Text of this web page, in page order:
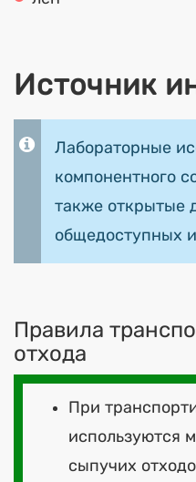
Источник
Лабораторные
компонентного
также открытые
общедоступных
Правила
отхода
При
используются
сыпучих